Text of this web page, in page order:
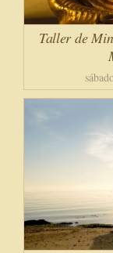
Taller de